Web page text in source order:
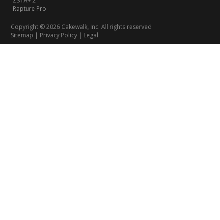
Rapture Pro
Copyright © 2026 Cakewalk, Inc. All rights reserved
Sitemap | Privacy Policy | Legal